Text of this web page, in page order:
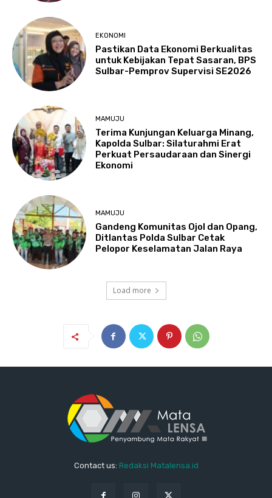
EKONOMI
Pastikan Data Ekonomi Berkualitas
untuk Kebijakan Tepat Sasaran, BPS
Sulbar-Pemprov Supervisi SE2026
MAMUJU
Terima Kunjungan Keluarga Minang,
Kapolda Sulbar: Silaturahmi Erat
Perkuat Persaudaraan dan Sinergi
Ekonomi
MAMUJU
Gandeng Komunitas Ojol dan Opang,
Ditlantas Polda Sulbar Cetak
Pelopor Keselamatan Jalan Raya
Load more
Contact us: Redaksi Matalensa.id